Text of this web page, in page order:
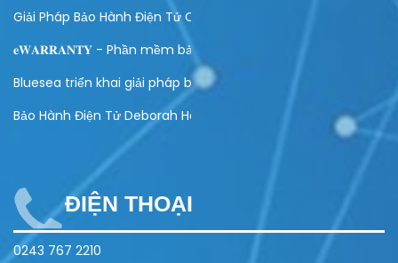
Giải Pháp Bảo Hành Điện Tử Cho Ngành Điện Máy
𝐞𝐖𝐀𝐑𝐑𝐀𝐍𝐓𝐘 - Phần mềm bảo hành điện tử toàn diện
Bluesea triển khai giải pháp bảo hành điện tử cho Olivo
Bảo Hành Điện Tử Deborah Home
ĐIỆN THOẠI
0243 767 2210